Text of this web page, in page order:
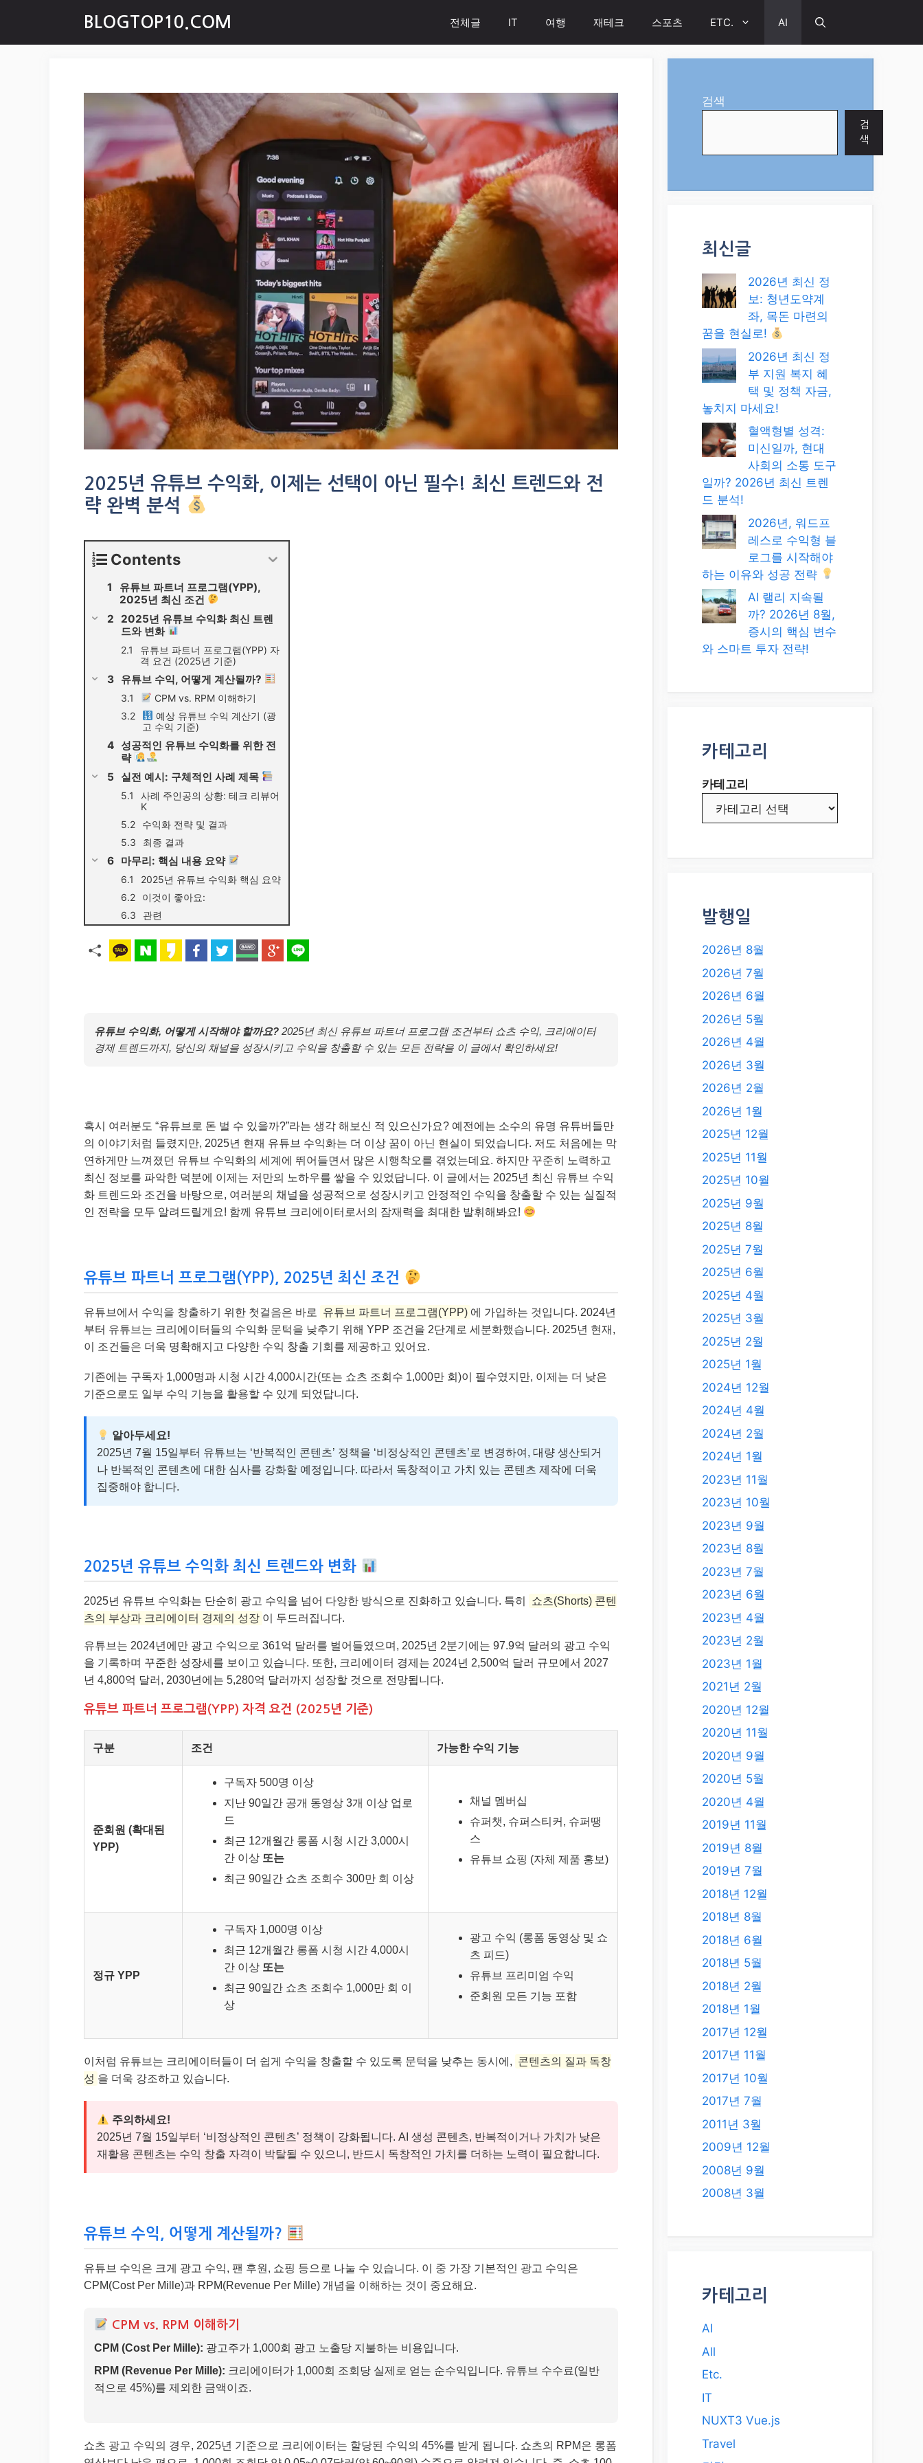
content
BLOGTOP10.COM 전체글 IT 여행 재테크 스포츠 ETC. AI
2025년 유튜브 수익화, 이제는 선택이 아닌 필수! 최신 트렌드와 전
략 완벽 분석
Contents
유튜브 파트너 프로그램(YPP),
2025년 최신 조건
2025년 유튜브 수익화 최신 트렌
드와 변화
유튜브 파트너 프로그램(YPP) 자
격 요건 (2025년 기준)
유튜브 수익, 어떻게 계산될까?
CPM vs. RPM 이해하기
예상 유튜브 수익 계산기 (광
고 수익 기준)
성공적인 유튜브 수익화를 위한 전
략
실전 예시: 구체적인 사례 제목
사례 주인공의 상황: 테크 리뷰어
K
수익화 전략 및 결과
최종 결과
마무리: 핵심 내용 요약
2025년 유튜브 수익화 핵심 요약
이것이 좋아요:
관련
유튜브 수익화, 어떻게 시작해야 할까요? 2025년 최신 유튜브 파트너 프로그램 조건부터 쇼츠 수익, 크리에이터
경제 트렌드까지, 당신의 채널을 성장시키고 수익을 창출할 수 있는 모든 전략을 이 글에서 확인하세요!
혹시 여러분도 “유튜브로 돈 벌 수 있을까?”라는 생각 해보신 적 있으신가요? 예전에는 소수의 유명 유튜버들만
의 이야기처럼 들렸지만, 2025년 현재 유튜브 수익화는 더 이상 꿈이 아닌 현실이 되었습니다. 저도 처음에는 막
연하게만 느껴졌던 유튜브 수익화의 세계에 뛰어들면서 많은 시행착오를 겪었는데요. 하지만 꾸준히 노력하고
최신 정보를 파악한 덕분에 이제는 저만의 노하우를 쌓을 수 있었답니다. 이 글에서는 2025년 최신 유튜브 수익
화 트렌드와 조건을 바탕으로, 여러분의 채널을 성공적으로 성장시키고 안정적인 수익을 창출할 수 있는 실질적
인 전략을 모두 알려드릴게요! 함께 유튜브 크리에이터로서의 잠재력을 최대한 발휘해봐요!
유튜브 파트너 프로그램(YPP), 2025년 최신 조건
유튜브에서 수익을 창출하기 위한 첫걸음은 바로 유튜브 파트너 프로그램(YPP) 에 가입하는 것입니다. 2024년
부터 유튜브는 크리에이터들의 수익화 문턱을 낮추기 위해 YPP 조건을 2단계로 세분화했습니다. 2025년 현재,
이 조건들은 더욱 명확해지고 다양한 수익 창출 기회를 제공하고 있어요.
기존에는 구독자 1,000명과 시청 시간 4,000시간(또는 쇼츠 조회수 1,000만 회)이 필수였지만, 이제는 더 낮은
기준으로도 일부 수익 기능을 활용할 수 있게 되었답니다.
알아두세요!
2025년 7월 15일부터 유튜브는 ‘반복적인 콘텐츠’ 정책을 ‘비정상적인 콘텐츠’로 변경하여, 대량 생산되거
나 반복적인 콘텐츠에 대한 심사를 강화할 예정입니다. 따라서 독창적이고 가치 있는 콘텐츠 제작에 더욱
집중해야 합니다.
2025년 유튜브 수익화 최신 트렌드와 변화
2025년 유튜브 수익화는 단순히 광고 수익을 넘어 다양한 방식으로 진화하고 있습니다. 특히
쇼츠(Shorts) 콘텐
츠의 부상과 크리에이터 경제의 성장 이 두드러집니다.
유튜브는 2024년에만 광고 수익으로 361억 달러를 벌어들였으며, 2025년 2분기에는 97.9억 달러의 광고 수익
을 기록하며 꾸준한 성장세를 보이고 있습니다. 또한, 크리에이터 경제는 2024년 2,500억 달러 규모에서 2027
년 4,800억 달러, 2030년에는 5,280억 달러까지 성장할 것으로 전망됩니다.
유튜브 파트너 프로그램(YPP) 자격 요건 (2025년 기준)
구분 조건 가능한 수익 기능
준회원 (확대된
YPP)
구독자 500명 이상
지난 90일간 공개 동영상 3개 이상 업로
드
최근 12개월간 롱폼 시청 시간 3,000시
간 이상 또는
최근 90일간 쇼츠 조회수 300만 회 이상
채널 멤버십
슈퍼챗, 슈퍼스티커, 슈퍼땡
스
유튜브 쇼핑 (자체 제품 홍보)
정규 YPP
구독자 1,000명 이상
최근 12개월간 롱폼 시청 시간 4,000시
간 이상 또는
최근 90일간 쇼츠 조회수 1,000만 회 이
상
광고 수익 (롱폼 동영상 및 쇼
츠 피드)
유튜브 프리미엄 수익
준회원 모든 기능 포함
이처럼 유튜브는 크리에이터들이 더 쉽게 수익을 창출할 수 있도록 문턱을 낮추는 동시에, 콘텐츠의 질과 독창
성 을 더욱 강조하고 있습니다.
주의하세요!
2025년 7월 15일부터 ‘비정상적인 콘텐츠’ 정책이 강화됩니다. AI 생성 콘텐츠, 반복적이거나 가치가 낮은
재활용 콘텐츠는 수익 창출 자격이 박탈될 수 있으니, 반드시 독창적인 가치를 더하는 노력이 필요합니다.
유튜브 수익, 어떻게 계산될까?
유튜브 수익은 크게 광고 수익, 팬 후원, 쇼핑 등으로 나눌 수 있습니다. 이 중 가장 기본적인 광고 수익은
CPM(Cost Per Mille)과 RPM(Revenue Per Mille) 개념을 이해하는 것이 중요해요.
CPM vs. RPM 이해하기
CPM (Cost Per Mille): 광고주가 1,000회 광고 노출당 지불하는 비용입니다.
RPM (Revenue Per Mille): 크리에이터가 1,000회 조회당 실제로 얻는 순수익입니다. 유튜브 수수료(일반
적으로 45%)를 제외한 금액이죠.
쇼츠 광고 수익의 경우, 2025년 기준으로 크리에이터는 할당된 수익의 45%를 받게 됩니다. 쇼츠의 RPM은 롱폼
검색
검
색
최신글
2026년 최신 정
보: 청년도약계
좌, 목돈 마련의
꿈을 현실로!
2026년 최신 정
부 지원 복지 혜
택 및 정책 자금,
놓치지 마세요!
혈액형별 성격:
미신일까, 현대
사회의 소통 도구
일까? 2026년 최신 트렌
드 분석!
2026년, 워드프
레스로 수익형 블
로그를 시작해야
하는 이유와 성공 전략
AI 랠리 지속될
까? 2026년 8월,
증시의 핵심 변수
와 스마트 투자 전략!
카테고리
카테고리
발행일
2026년 8월
2026년 7월
2026년 6월
2026년 5월
2026년 4월
2026년 3월
2026년 2월
2026년 1월
2025년 12월
2025년 11월
2025년 10월
2025년 9월
2025년 8월
2025년 7월
2025년 6월
2025년 4월
2025년 3월
2025년 2월
2025년 1월
2024년 12월
2024년 4월
2024년 2월
2024년 1월
2023년 11월
2023년 10월
2023년 9월
2023년 8월
2023년 7월
2023년 6월
2023년 4월
2023년 2월
2023년 1월
2021년 2월
2020년 12월
2020년 11월
2020년 9월
2020년 5월
2020년 4월
2019년 11월
2019년 8월
2019년 7월
2018년 12월
2018년 8월
2018년 6월
2018년 5월
2018년 2월
2018년 1월
2017년 12월
2017년 11월
2017년 10월
2017년 7월
2011년 3월
2009년 12월
2008년 9월
2008년 3월
카테고리
AI
All
Etc.
IT
NUXT3 Vue.js
Travel